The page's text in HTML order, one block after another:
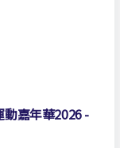
嘉年華2026 -